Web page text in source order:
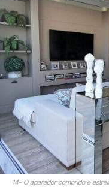
14- O aparador comprido e